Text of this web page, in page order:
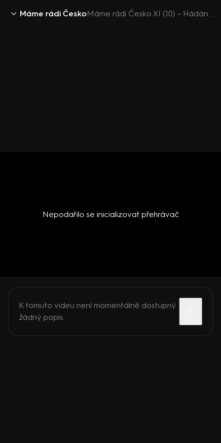
Máme rádi Česko Máme rádi Česko XI (10) – Hádání jídel (upoutávka)
Nepodařilo se inicializovat přehrávač
K tomuto videu není momentálně dostupný
žádný popis.